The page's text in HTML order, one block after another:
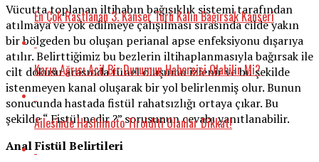
Vücutta toplanan iltihabın bağışıklık sistemi tarafından
atılmaya ve yok edilmeye çalışılması sırasında cilde yakın
bir bölgeden bu oluşan perianal apse enfeksiyonu dışarıya
atılır. Belirttiğimiz bu bezlerin iltihaplanmasıyla bağırsak ile
cilt dokusu arasında tünel oluşumu izlenir ve bu şekilde
istenmeyen kanal oluşarak bir yol belirlenmiş olur. Bunun
sonucunda hastada fistül rahatsızlığı ortaya çıkar. Bu
şekilde “ Fistül nedir ?” sorusunun cevabı yanıtlanabilir.
Anal Fistül Belirtileri
En Çok Rastlanan 3. Kanser Türü Kalın Bağırsak Kanseri
Karın Ağrısı Acil Bir Durumun Habercisi Olabilir Mi?
Ailesinde Hashimoto Tiroiditi Olanlar Dikkat!